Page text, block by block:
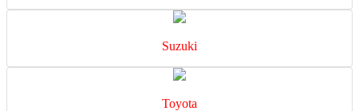
Suzuki
Toyota